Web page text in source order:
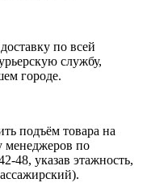
по всей
службу,
городе.
подъём товара на
менеджеров по
48, указав этажность,